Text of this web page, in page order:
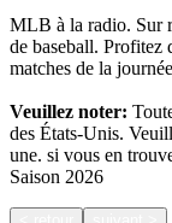
MLB à la radio. Sur
de baseball. Profitez
matches de la
Veuillez noter:
des États-Unis.
une. si vous en
Saison 2026